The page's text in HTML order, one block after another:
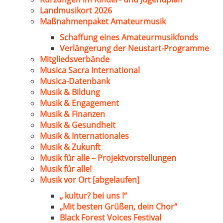
Landmusikort 2026
Maßnahmenpaket Amateurmusik
Schaffung eines Amateurmusikfonds
Verlängerung der Neustart-Programme
Mitgliedsverbände
Musica Sacra International
Musica-Datenbank
Musik & Bildung
Musik & Engagement
Musik & Finanzen
Musik & Gesundheit
Musik & Internationales
Musik & Zukunft
Musik für alle – Projektvorstellungen
Musik für alle!
Musik vor Ort [abgelaufen]
„ kultur? bei uns !“
„Mit besten Grüßen, dein Chor“
Black Forest Voices Festival